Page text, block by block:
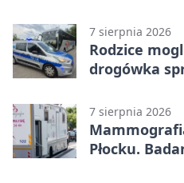
7 sierpnia 2026
Rodzice
drogówka
7 sierpnia 2026
Płocku.